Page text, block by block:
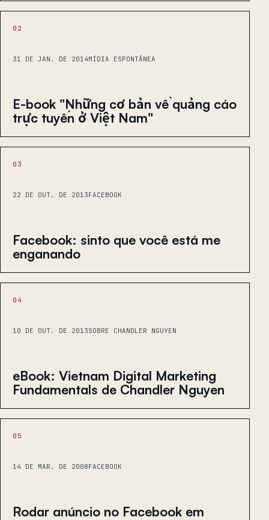
02
31 DE JAN. DE 2014MÍDIA ESPONTÂNEA
E-book "Những cơ bản về quảng cáo
trực tuyến ở Việt Nam"
03
22 DE OUT. DE 2013FACEBOOK
Facebook: sinto que você está me
enganando
04
10 DE OUT. DE 2013SOBRE CHANDLER NGUYEN
eBook: Vietnam Digital Marketing
Fundamentals de Chandler Nguyen
05
14 DE MAR. DE 2008FACEBOOK
Rodar anúncio no Facebook em